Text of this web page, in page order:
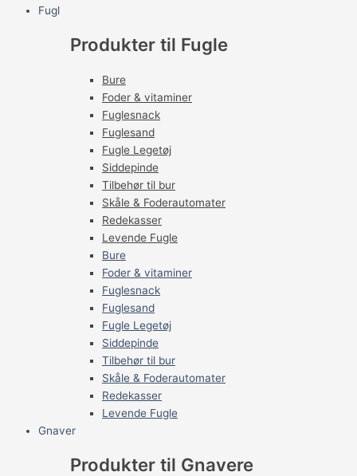
Fugl
Produkter til Fugle
Bure
Foder & vitaminer
Fuglesnack
Fuglesand
Fugle Legetøj
Siddepinde
Tilbehør til bur
Skåle & Foderautomater
Redekasser
Levende Fugle
Bure
Foder & vitaminer
Fuglesnack
Fuglesand
Fugle Legetøj
Siddepinde
Tilbehør til bur
Skåle & Foderautomater
Redekasser
Levende Fugle
Gnaver
Produkter til Gnavere